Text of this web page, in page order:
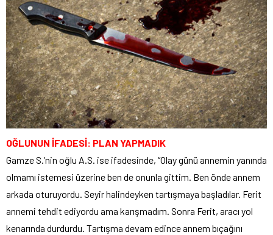
OĞLUNUN İFADESİ: PLAN YAPMADIK
Gamze S.’nin oğlu A.S. ise ifadesinde, “Olay günü annemin yanında
olmamı istemesi üzerine ben de onunla gittim. Ben önde annem
arkada oturuyordu. Seyir halindeyken tartışmaya başladılar. Ferit
annemi tehdit ediyordu ama karışmadım. Sonra Ferit, aracı yol
kenarında durdurdu. Tartışma devam edince annem bıçağını